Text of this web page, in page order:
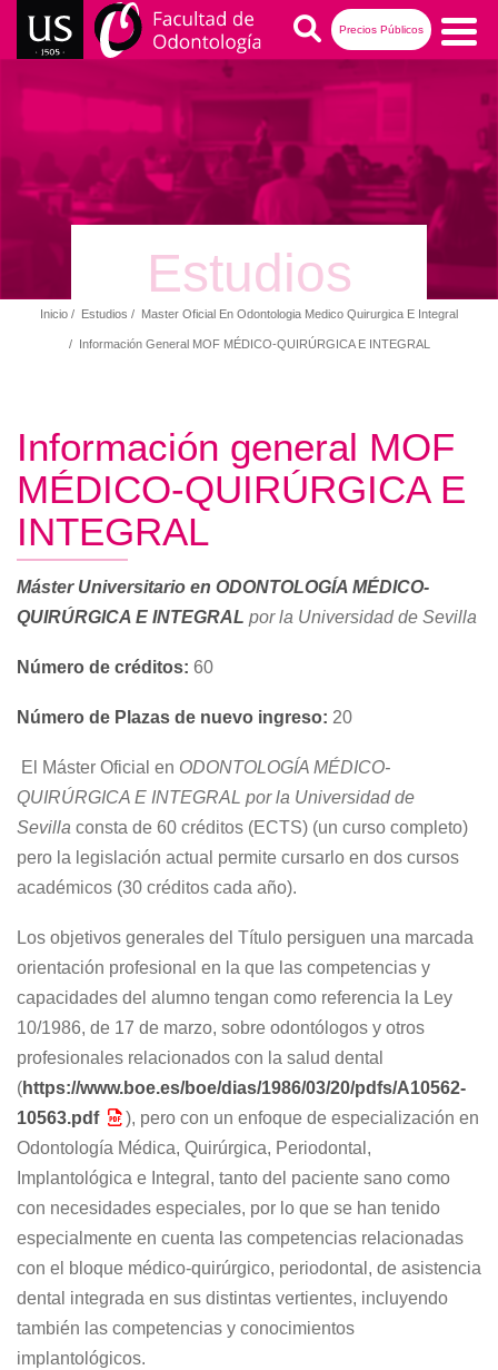
Pasar
Precios Públicos
Buscar
Navegación
Estudios
Ruta
Inicio Estudios Master Oficial En Odontologia Medico Quirurgica E Integral
Información General MOF MÉDICO-QUIRÚRGICA E INTEGRAL
Información general MOF
MÉDICO-QUIRÚRGICA E
INTEGRAL
Máster Universitario en ODONTOLOGÍA MÉDICO-
QUIRÚRGICA E INTEGRAL por la Universidad de Sevilla
Número de créditos: 60
Número de Plazas de nuevo ingreso: 20
El Máster Oficial en ODONTOLOGÍA MÉDICO-
QUIRÚRGICA E INTEGRAL por la Universidad de
Sevilla consta de 60 créditos (ECTS) (un curso completo)
pero la legislación actual permite cursarlo en dos cursos
académicos (30 créditos cada año).
Los objetivos generales del Título persiguen una marcada
orientación profesional en la que las competencias y
capacidades del alumno tengan como referencia la Ley
10/1986, de 17 de marzo, sobre odontólogos y otros
profesionales relacionados con la salud dental
(https://www.boe.es/boe/dias/1986/03/20/pdfs/A10562-
10563.pdf
), pero con un enfoque de especialización en
Odontología Médica, Quirúrgica, Periodontal,
Implantológica e Integral, tanto del paciente sano como
con necesidades especiales, por lo que se han tenido
especialmente en cuenta las competencias relacionadas
con el bloque médico-quirúrgico, periodontal, de asistencia
dental integrada en sus distintas vertientes, incluyendo
también las competencias y conocimientos
implantológicos.